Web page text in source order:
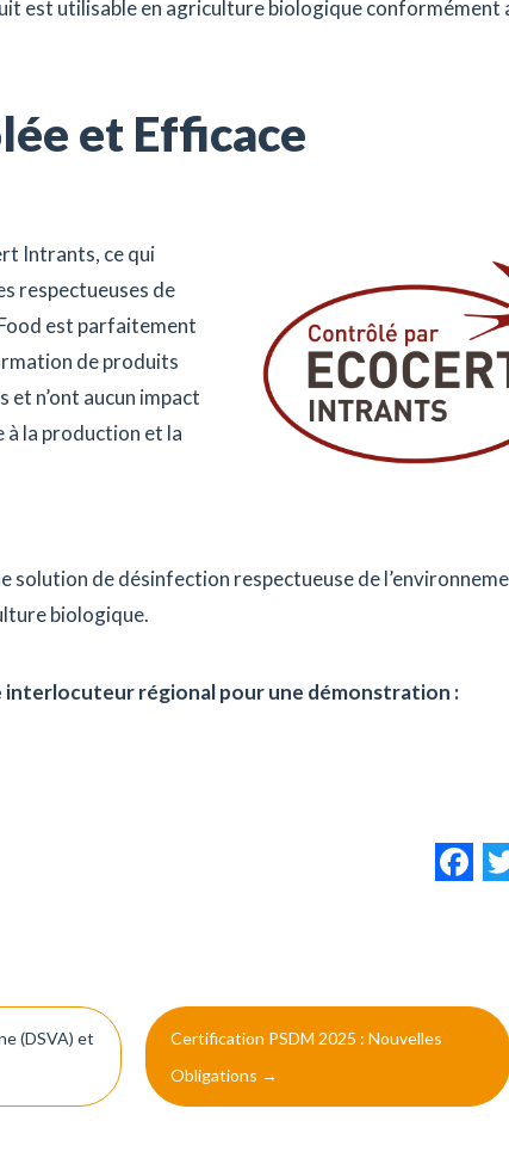
est utilisable en agriculture biologique conformément
et Efficace
Intrants, ce qui
respectueuses de
est parfaitement
de produits
n’ont aucun impact
à la production et la
solution de désinfection respectueuse de
biologique.
régional pour une démonstration :
(DSVA) et
Certification PSDM 2025 : Nouvelles
Obligations →